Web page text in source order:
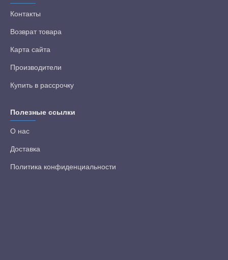
Контакты
Возврат товара
Карта сайта
Производители
Купить в рассрочку
Полезные ссылки
О нас
Доставка
Политика конфиденциальности